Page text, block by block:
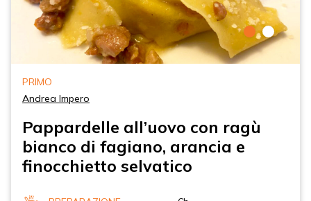
PRIMO
Andrea Impero
Pappardelle all’uovo con ragù
bianco di fagiano, arancia e
finocchietto selvatico